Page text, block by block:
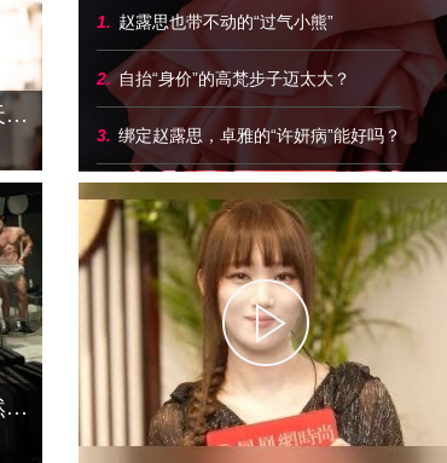
披头发太热，随便一扎又丑，夏天头发到底怎么弄？
整容、断骨、换血，欧美白男竟然这样服美役……
1. 赵露思也带不动的“过气小熊”
2. 自抬“身价”的高梵步子迈太大？
3. 绑定赵露思，卓雅的“许妍病”能好吗？